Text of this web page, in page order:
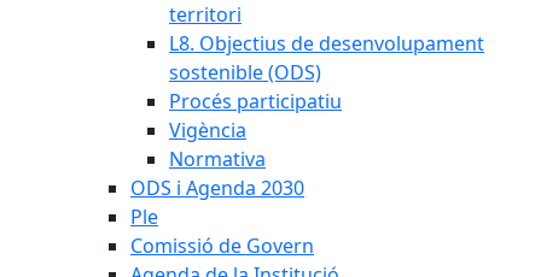
territori
L8. Objectius de desenvolupament
sostenible (ODS)
Procés participatiu
Vigència
Normativa
ODS i Agenda 2030
Ple
Comissió de Govern